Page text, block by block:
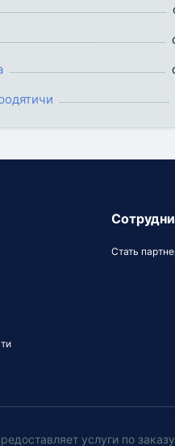
Стать
услуги по